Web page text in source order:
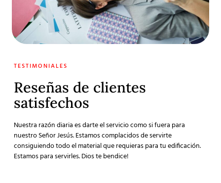
TESTIMONIALES
Reseñas de clientes
satisfechos
Nuestra razón diaria es darte el servicio como si fuera para
nuestro Señor Jesús. Estamos complacidos de servirte
consiguiendo todo el material que requieras para tu edificación.
Estamos para servirles. Dios te bendice!